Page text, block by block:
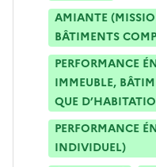
AMIANTE
BÂTIMENTS
PERFORMANCE
IMMEUBLE,
QUE
PERFORMANCE
INDIVIDUEL)